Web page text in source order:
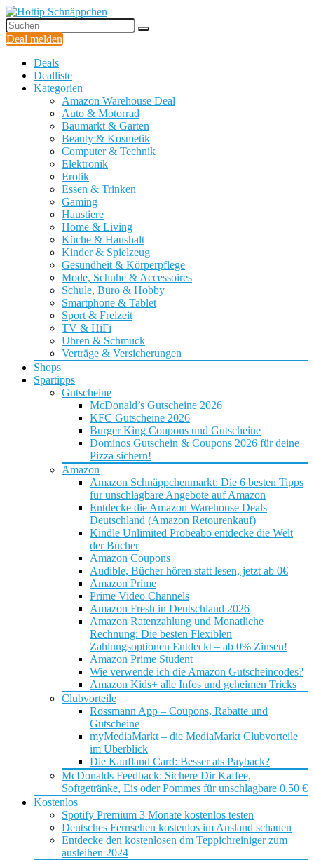
Deal melden
Deals
Dealliste
Kategorien
Amazon Warehouse Deal
Auto & Motorrad
Baumarkt & Garten
Beauty & Kosmetik
Computer & Technik
Elektronik
Erotik
Essen & Trinken
Gaming
Haustiere
Home & Living
Küche & Haushalt
Kinder & Spielzeug
Gesundheit & Körperpflege
Mode, Schuhe & Accessoires
Schule, Büro & Hobby
Smartphone & Tablet
Sport & Freizeit
TV & HiFi
Uhren & Schmuck
Verträge & Versicherungen
Shops
Spartipps
Gutscheine
McDonald’s Gutscheine 2026
KFC Gutscheine 2026
Burger King Coupons und Gutscheine
Dominos Gutschein & Coupons 2026 für deine
Pizza sichern!
Amazon
Amazon Schnäppchenmarkt: Die 6 besten Tipps
für unschlagbare Angebote auf Amazon
Entdecke die Amazon Warehouse Deals
Deutschland (Amazon Retourenkauf)
Kindle Unlimited Probeabo entdecke die Welt
der Bücher
Amazon Coupons
Audible, Bücher hören statt lesen, jetzt ab 0€
Amazon Prime
Prime Video Channels
Amazon Fresh in Deutschland 2026
Amazon Ratenzahlung und Monatliche
Rechnung: Die besten Flexiblen
Zahlungsoptionen Entdeckt – ab 0% Zinsen!
Amazon Prime Student
Wie verwende ich die Amazon Gutscheincodes?
Amazon Kids+ alle Infos und geheimen Tricks
Clubvorteile
Rossmann App – Coupons, Rabatte und
Gutscheine
myMediaMarkt – die MediaMarkt Clubvorteile
im Überblick
Die Kaufland Card: Besser als Payback?
McDonalds Feedback: Sichere Dir Kaffee,
Softgetränke, Eis oder Pommes für unschlagbare 0,50 €
Kostenlos
Spotify Premium 3 Monate kostenlos testen
Deutsches Fernsehen kostenlos im Ausland schauen
Entdecke den kostenlosen dm Teppichreiniger zum
ausleihen 2024